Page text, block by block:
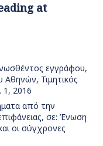
at
εγγράφου,
Αθηνών, Τιμητικός
1, 2016
από την
σε: Ένωση
οι σύγχρονες